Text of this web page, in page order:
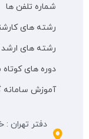
شماره تلفن ها
رشته های
رشته های ارشد
دوره های
آموزش سامانه
دفتر تهران :